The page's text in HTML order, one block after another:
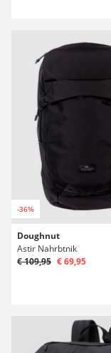
-36%
Doughnut
Astir Nahrbtnik
€ 109,95 € 69,95